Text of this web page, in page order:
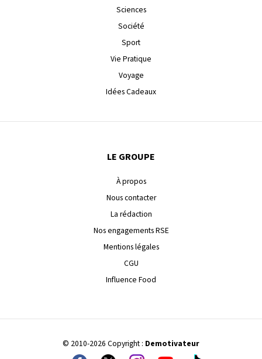
Sciences
Société
Sport
Vie Pratique
Voyage
Idées Cadeaux
LE GROUPE
À propos
Nous contacter
La rédaction
Nos engagements RSE
Mentions légales
CGU
Influence Food
© 2010-2026 Copyright : Demotivateur